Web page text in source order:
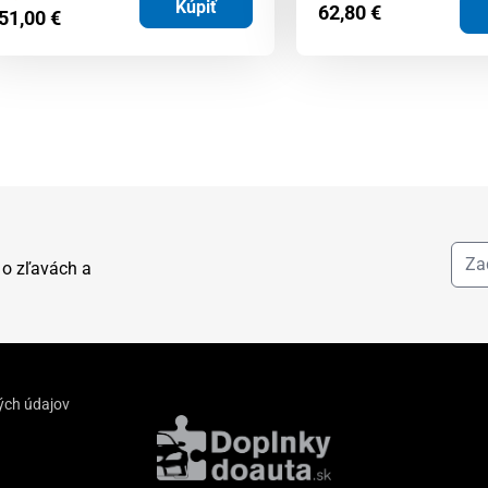
€ Kúpiť 62,80€
zľavách a
údajov